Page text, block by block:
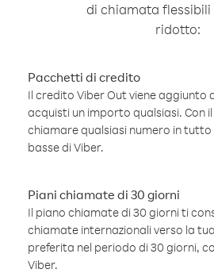
di chiamata flessibili
ridotto:
Pacchetti di credito
Il credito Viber Out viene aggiunto
acquisti un importo qualsiasi. Con
chiamare qualsiasi numero in
basse di Viber.
Piani chiamate di 30 giorni
Il piano chiamate di 30 giorni ti
chiamate internazionali verso la
preferita nel periodo di 30 giorni,
Viber.